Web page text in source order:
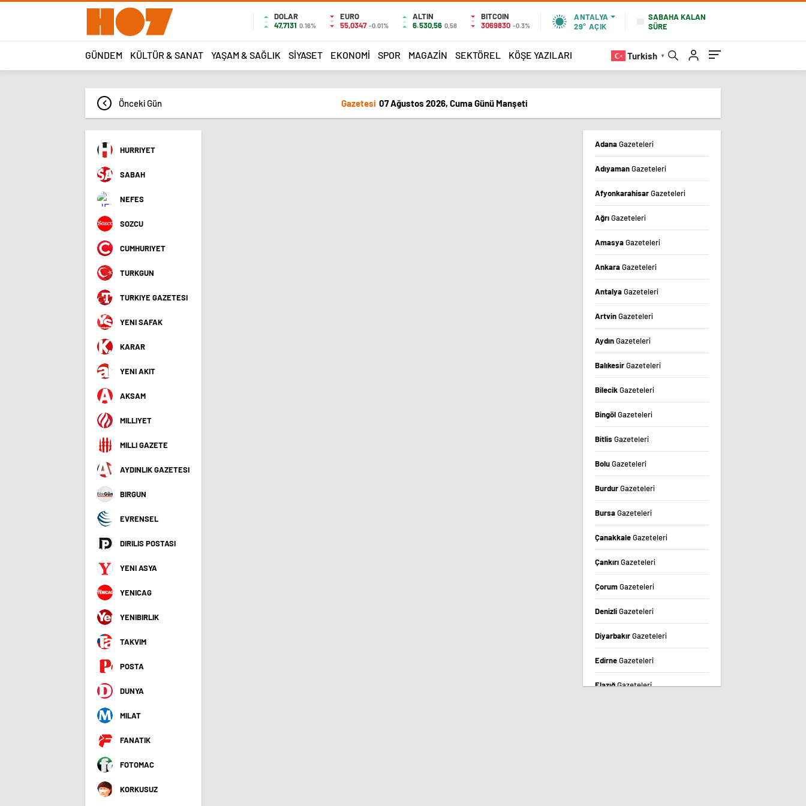
DOLAR
47,7131 0.16%
EURO
55,0347 -0.01%
ALTIN
6.530,56 0,58
BITCOIN
3069830 -0.3%
ANTALYA
29° AÇIK
SABAHA KALAN
SÜRE
GÜNDEM KÜLTÜR & SANAT YAŞAM & SAĞLIK SIYASET EKONOMI SPOR MAGAZIN SEKTÖREL KÖŞE YAZILARI Turkish ▼
Önceki Gün Gazetesi 07 Ağustos 2026, Cuma Günü Manşeti
HURRIYET
SABAH
NEFES
SOZCU
CUMHURIYET
TURKGUN
TURKIYE GAZETESI
YENI SAFAK
KARAR
YENI AKIT
AKSAM
MILLIYET
MILLI GAZETE
AYDINLIK GAZETESI
BIRGUN
EVRENSEL
DIRILIS POSTASI
YENI ASYA
YENICAG
YENIBIRLIK
TAKVIM
POSTA
DUNYA
MILAT
FANATIK
FOTOMAC
KORKUSUZ
AdanaGazeteleri
AdıyamanGazeteleri
AfyonkarahisarGazeteleri
AğrıGazeteleri
AmasyaGazeteleri
AnkaraGazeteleri
AntalyaGazeteleri
ArtvinGazeteleri
AydınGazeteleri
BalıkesirGazeteleri
BilecikGazeteleri
BingölGazeteleri
Bitlis Gazeteleri
BoluGazeteleri
BurdurGazeteleri
BursaGazeteleri
ÇanakkaleGazeteleri
ÇankırıGazeteleri
ÇorumGazeteleri
DenizliGazeteleri
DiyarbakırGazeteleri
EdirneGazeteleri
ElazığGazeteleri